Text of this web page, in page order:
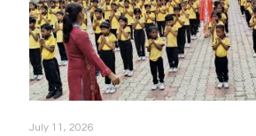
July 11, 2026